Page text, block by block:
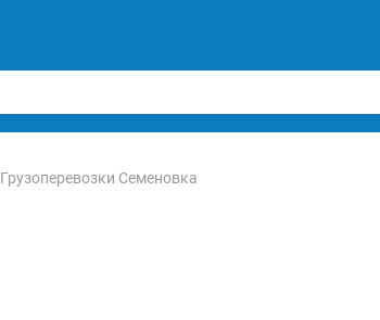
Грузоперевозки Семеновка